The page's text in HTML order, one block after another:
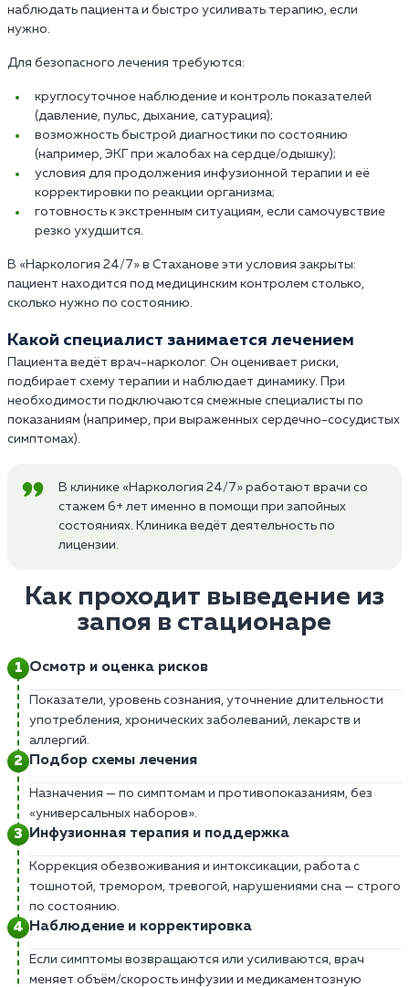
наблюдать пациента и быстро усиливать терапию, если
нужно.
Для безопасного лечения требуются:
круглосуточное наблюдение и контроль показателей
(давление, пульс, дыхание, сатурация);
возможность быстрой диагностики по состоянию
(например, ЭКГ при жалобах на сердце/одышку);
условия для продолжения инфузионной терапии и её
корректировки по реакции организма;
готовность к экстренным ситуациям, если самочувствие
резко ухудшится.
В «Наркология 24/7» в Стаханове эти условия закрыты:
пациент находится под медицинским контролем столько,
сколько нужно по состоянию.
Какой специалист занимается лечением
Пациента ведёт врач-нарколог. Он оценивает риски,
подбирает схему терапии и наблюдает динамику. При
необходимости подключаются смежные специалисты по
показаниям (например, при выраженных сердечно-сосудистых
симптомах).
В клинике «Наркология 24/7» работают врачи со
стажем 6+ лет именно в помощи при запойных
состояниях. Клиника ведёт деятельность по
лицензии.
Как проходит выведение из
запоя в стационаре
Осмотр и оценка рисков
Показатели, уровень сознания, уточнение длительности
употребления, хронических заболеваний, лекарств и
аллергий.
Подбор схемы лечения
Назначения — по симптомам и противопоказаниям, без
«универсальных наборов».
Инфузионная терапия и поддержка
Коррекция обезвоживания и интоксикации, работа с
тошнотой, тремором, тревогой, нарушениями сна — строго
по состоянию.
Наблюдение и корректировка
Если симптомы возвращаются или усиливаются, врач
меняет объём/скорость инфузии и медикаментозную